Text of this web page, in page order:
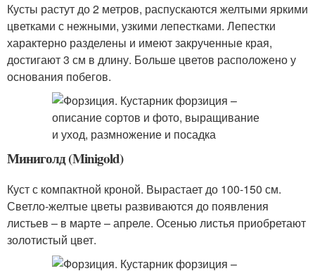
Кусты растут до 2 метров, распускаются желтыми яркими
цветками с нежными, узкими лепестками. Лепестки
характерно разделены и имеют закрученные края,
достигают 3 см в длину. Больше цветов расположено у
основания побегов.
Миниголд (Minigold)
Куст с компактной кроной. Вырастает до 100-150 см.
Светло-желтые цветы развиваются до появления
листьев – в марте – апреле. Осенью листья приобретают
золотистый цвет.